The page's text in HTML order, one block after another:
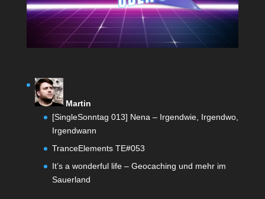
Martin
[SingleSonntag 013] Nena – Irgendwie, Irgendwo,
Irgendwann
TranceElements TE#053
It’s a wonderful life – Geocaching und mehr im
Sauerland